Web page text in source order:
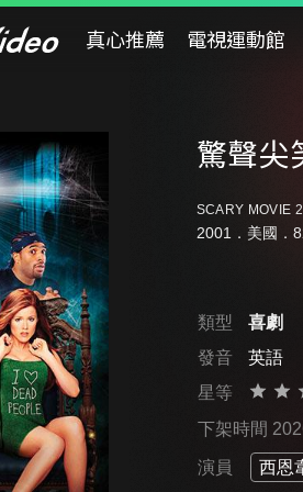
真心推薦 電視運動館
驚聲尖
SCARY MOVIE 2
2001．美國．
類型
喜劇
發音
英語
星等
下架時間
演員 西恩